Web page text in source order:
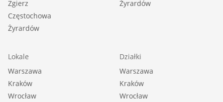
Zgierz
Częstochowa
Żyrardów
Żyrardów
Lokale
Warszawa
Kraków
Wrocław
Działki
Warszawa
Kraków
Wrocław